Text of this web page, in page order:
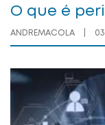
O que é
ANDREMACOLA